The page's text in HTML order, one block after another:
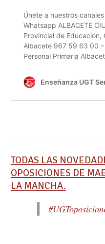
TODAS LAS
OPOSICIONES DE
LA MANCHA.